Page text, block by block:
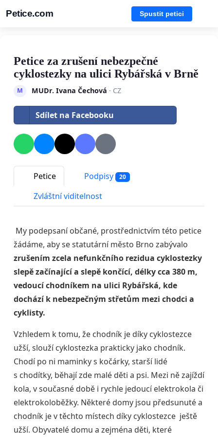
Petice.com Spustit petici
Petice za zrušení nebezpečné
cyklostezky na ulici Rybářská v Brně
M MUDr. Ivana Čechová · CZ
Sdílet na Facebooku
Petice Podpisy 20
Zvláštní viditelnost
My podepsaní občané, prostřednictvím této petice
žádáme, aby se statutární město Brno zabývalo
zrušením zcela nefunkčního rezidua cyklostezky
slepě začínající a slepě končící, délky cca 380 m,
vedoucí chodníkem na ulici Rybářská, kde
dochází k nebezpečným střetům mezi chodci a
cyklisty.
Vzhledem k tomu, že chodník je díky cyklostezce
užší, slouží cyklostezka prakticky jako chodník.
Chodí po ni maminky s kočárky, starší lidé
s chodítky, běhají zde malé děti a psi. Mezi ně zajíždí
kola, v současné době i rychle jedoucí elektrokola či
elektrokoloběžky. Některé domy jsou předsunuté a
chodník je v těchto místech díky cyklostezce ještě
užší. Obyvatelé domu a zejména děti, které